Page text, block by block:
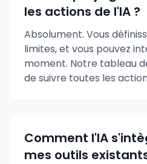
les actions de l'IA ?
Absolument. Vous
limites, et vous pouvez
moment. Notre tableau
de suivre toutes les
Comment l'IA
mes outils